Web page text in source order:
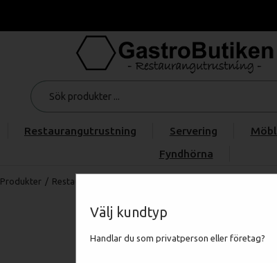
Välj kundtyp
Handlar du som privatperson eller företag?
Restaurangutrustning Servering
Fyndhörna
Produkter / Restaurangmaskiner